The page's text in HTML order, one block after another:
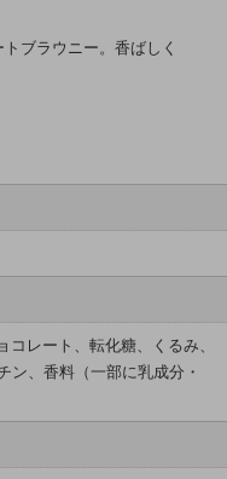
ブラウニー。 香ばしく
レート、転化糖、くるみ、
ン、香料（一部に乳成分・